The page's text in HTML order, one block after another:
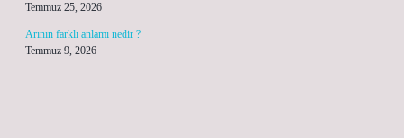
Temmuz 25, 2026
Arının farklı anlamı nedir ?
Temmuz 9, 2026